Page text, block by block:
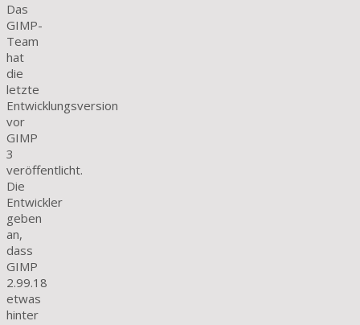
Das
GIMP-
Team
hat
die
letzte
Entwicklungsversion
vor
GIMP
3
veröffentlicht.
Die
Entwickler
geben
an,
dass
GIMP
2.99.18
etwas
hinter